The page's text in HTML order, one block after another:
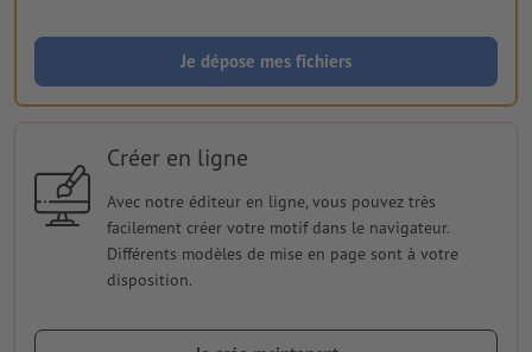
Je dépose mes fichiers
Créer en ligne
Avec notre éditeur en ligne, vous pouvez très
facilement créer votre motif dans le navigateur.
Différents modèles de mise en page sont à votre
disposition.